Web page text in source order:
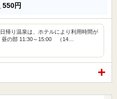
550円
帰り温泉は、ホテルにより利用時間が
昼の部 11:30～15:00 （14…